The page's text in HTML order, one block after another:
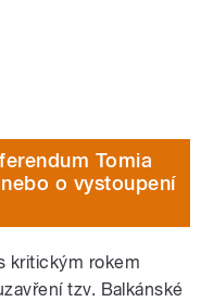
Tomia
o vystoupení
kritickým rokem
tzv. Balkánské